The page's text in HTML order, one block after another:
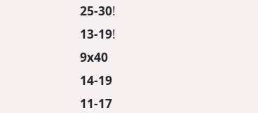
25-30!
13-19!
9x40
14-19
11-17